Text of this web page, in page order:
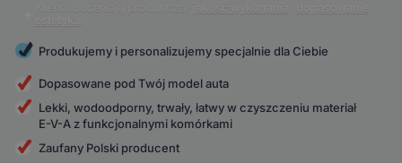
Klienci doceniają produkt za: dopasowanie
estetyka
Produkujemy i personalizujemy specjalnie dla Ciebie
Dopasowane pod Twój model auta
Lekki, wodoodporny, trwały, łatwy w czyszczeniu materiał
E-V-A z funkcjonalnymi komórkami
Zaufany Polski producent